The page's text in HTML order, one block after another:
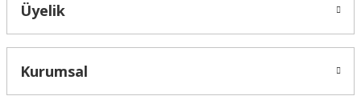
Üyelik
Kurumsal